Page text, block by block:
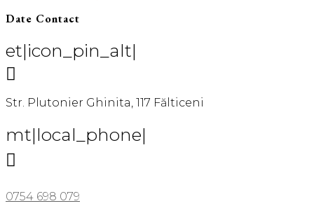
Date Contact
et|icon_pin_alt|

Str. Plutonier Ghinita, 117 Fălticeni
mt|local_phone|

0754 698 079